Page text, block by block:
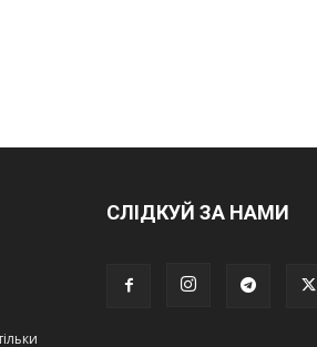
СЛІДКУЙ ЗА НАМИ